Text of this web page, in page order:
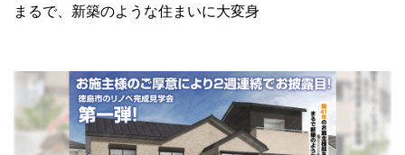
まるで、新築のような住まいに大変身